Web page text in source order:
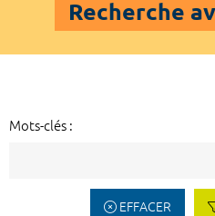
Recherche
Mots-clés :
EFFACER